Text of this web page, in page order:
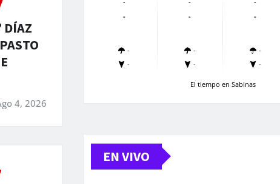
DÍAZ
4, 2026
-
-
-
-
-
-
-
-
-
-
-
-
El tiempo en Sabinas
EN VIVO